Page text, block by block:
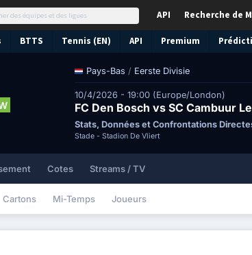
Recherche de
API
BTTS Tennis (EN) API Premium
Pays-Bas / Eerste Divisie
10/4/2026 - 19:00 (Europe/London)
FC Den Bosch vs SC Cambuur
Stats, Données et Confrontations
Stade - Stadion De Vliert
Cotes Streams / TV
Cartons Mi-Temps Joueurs